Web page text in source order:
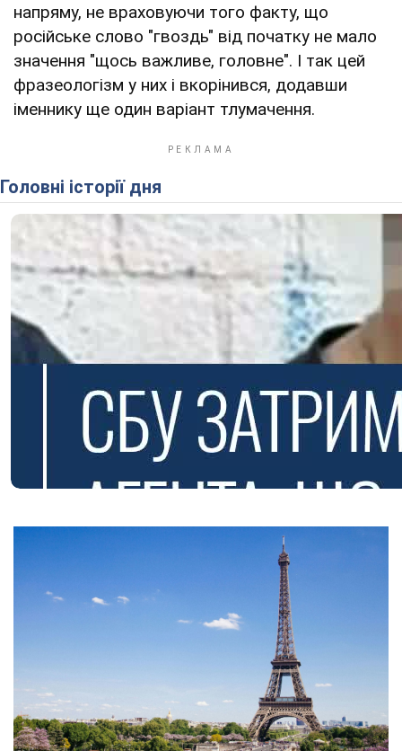
напряму, не враховуючи того факту, що
російське слово "гвоздь" від початку не мало
значення "щось важливе, головне". І так цей
фразеологізм у них і вкорінився, додавши
іменнику ще один варіант тлумачення.
Головні історії дня